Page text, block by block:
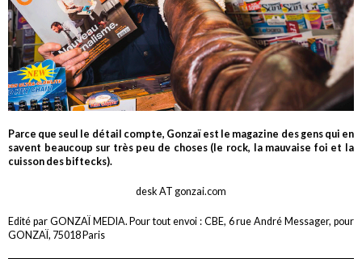
Parce que seul le détail compte, Gonzaï est le magazine des gens qui en
savent beaucoup sur très peu de choses (le rock, la mauvaise foi et la
cuisson des biftecks).
desk AT gonzai.com
Edité par GONZAÏ MEDIA. Pour tout envoi : CBE, 6 rue André Messager, pour
GONZAÏ, 75018 Paris